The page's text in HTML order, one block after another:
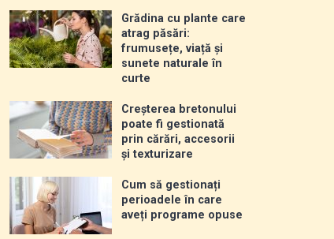
Grădina cu plante care
atrag păsări:
frumusețe, viață și
sunete naturale în
curte
Creșterea bretonului
poate fi gestionată
prin cărări, accesorii
și texturizare
Cum să gestionați
perioadele în care
aveți programe opuse